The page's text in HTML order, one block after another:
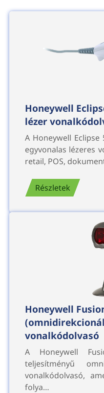
Honeywell
lézer
A Honeywell
egyvonalas lézeres
retail, POS,
Részletek
Honeywell
vonalkódolvasó
A Honeywell
teljesítményű
vonalkódolvasó,
folya…